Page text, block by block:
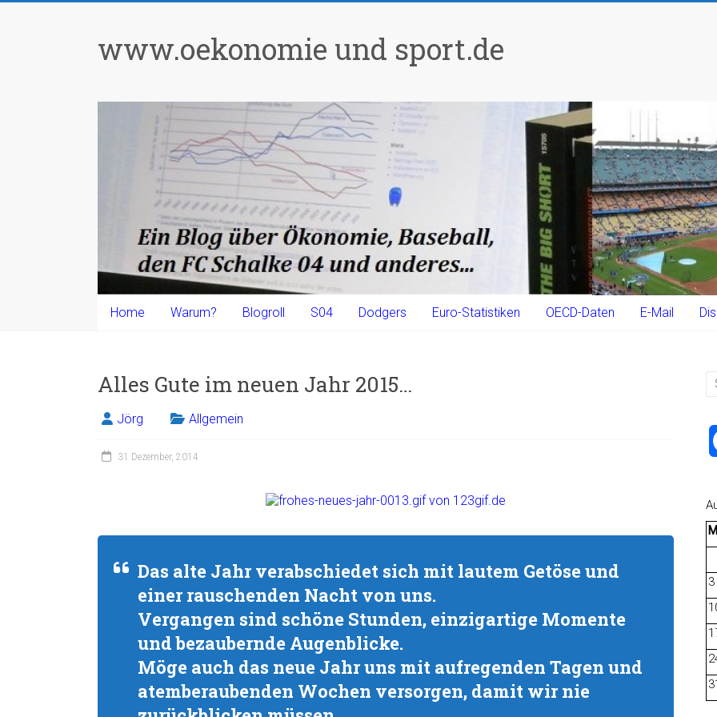
www.oekonomie und sport.de
Home Warum? Blogroll S04 Dodgers Euro-Statistiken OECD-Daten E-Mail
Alles Gute im neuen Jahr 2015…
Jörg Allgemein
31 Dezember, 2014
Das alte Jahr verabschiedet sich mit lautem Getöse und
einer rauschenden Nacht von uns.
Vergangen sind schöne Stunden, einzigartige Momente
und bezaubernde Augenblicke.
Möge auch das neue Jahr uns mit aufregenden Tagen und
atemberaubenden Wochen versorgen, damit wir nie
M
3